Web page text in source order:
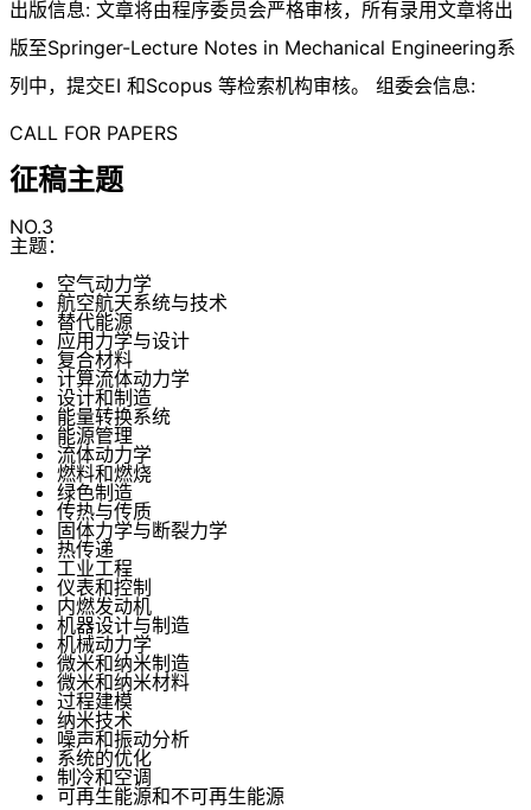
出版信息: 文章将由程序委员会严格审核，所有录用文章将出
版至Springer-Lecture Notes in Mechanical Engineering系
列中，提交EI 和Scopus 等检索机构审核。 组委会信息:
CALL FOR PAPERS
征稿主题
NO.3
主题：
空气动力学
航空航天系统与技术
替代能源
应用力学与设计
复合材料
计算流体动力学
设计和制造
能量转换系统
能源管理
流体动力学
燃料和燃烧
绿色制造
传热与传质
固体力学与断裂力学
热传递
工业工程
仪表和控制
内燃发动机
机器设计与制造
机械动力学
微米和纳米制造
微米和纳米材料
过程建模
纳米技术
噪声和振动分析
系统的优化
制冷和空调
可再生能源和不可再生能源